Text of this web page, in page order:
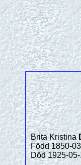
Brita Kristina
Född 1850-
Död 1925-